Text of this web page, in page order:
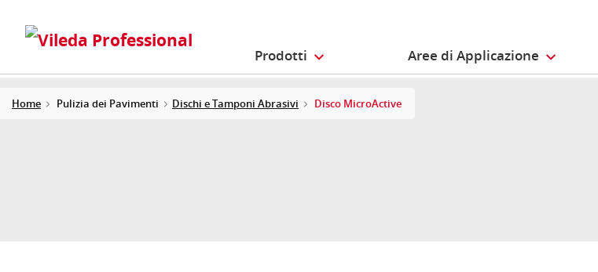
Prodotti Aree di Applicazione
Home Pulizia dei Pavimenti Dischi e Tamponi Abrasivi Disco MicroActive